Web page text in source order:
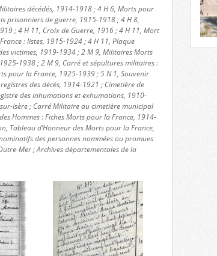
décédés, 1914-1918 ; 4 H 6, Morts pour
prisonniers de guerre, 1915-1918 ; 4 H 8,
; 4 H 11, Croix de Guerre, 1916 ; 4 H 11, Mort
: listes, 1915-1924 ; 4 H 11, Plaque
victimes, 1919-1934 ; 2 M 9, Militaires Morts
1938 ; 2 M 9, Carré et sépultures militaires :
pour la France, 1925-1939 ; 5 N 1, Souvenir
des décès, 1914-1921 ; Cimetière de
des inhumations et exhumations, 1910-
Isère ; Carré Militaire au cimetière municipal
Hommes : Fiches Morts pour la France, 1914-
Tableau d’Honneur des Morts pour la France,
des personnes nommées ou promues
Mer ; Archives départementales de la